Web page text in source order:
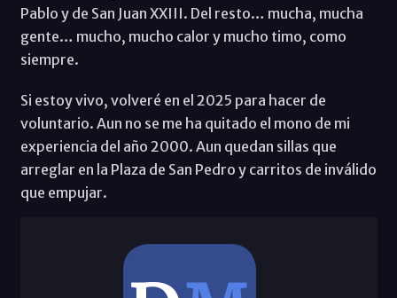
Pablo y de San Juan XXIII. Del resto… mucha, mucha
gente… mucho, mucho calor y mucho timo, como
siempre.
Si estoy vivo, volveré en el 2025 para hacer de
voluntario. Aun no se me ha quitado el mono de mi
experiencia del año 2000. Aun quedan sillas que
arreglar en la Plaza de San Pedro y carritos de inválido
que empujar.